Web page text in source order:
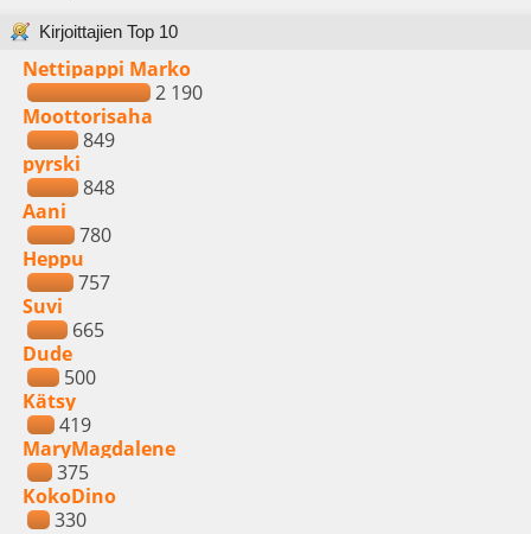
Kirjoittajien Top 10
Nettipappi Marko
2 190
Moottorisaha
849
pyrski
848
Aani
780
Heppu
757
Suvi
665
Dude
500
Kätsy
419
MaryMagdalene
375
KokoDino
330